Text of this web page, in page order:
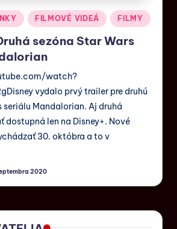
FILMOVÉ VIDEÁ FILMY
sezóna Star Wars
watch?
vydalo prvý trailer pre druhú
seriálu Mandalorian. Aj druhá
dostupná len na Disney+. Nové
30. októbra a to v
2020